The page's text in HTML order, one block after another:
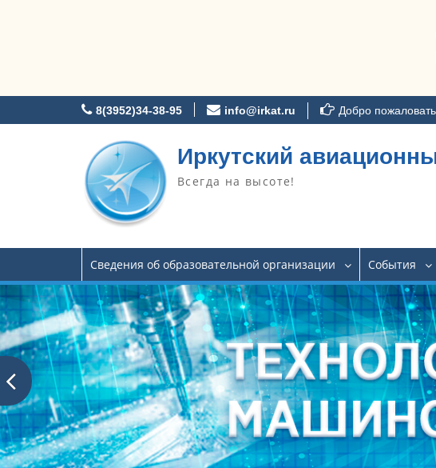
к
8(3952)34-38-95 info@irkat.ru Добро
Иркутский
Всегда на высоте!
Сведения об образовательной организации События